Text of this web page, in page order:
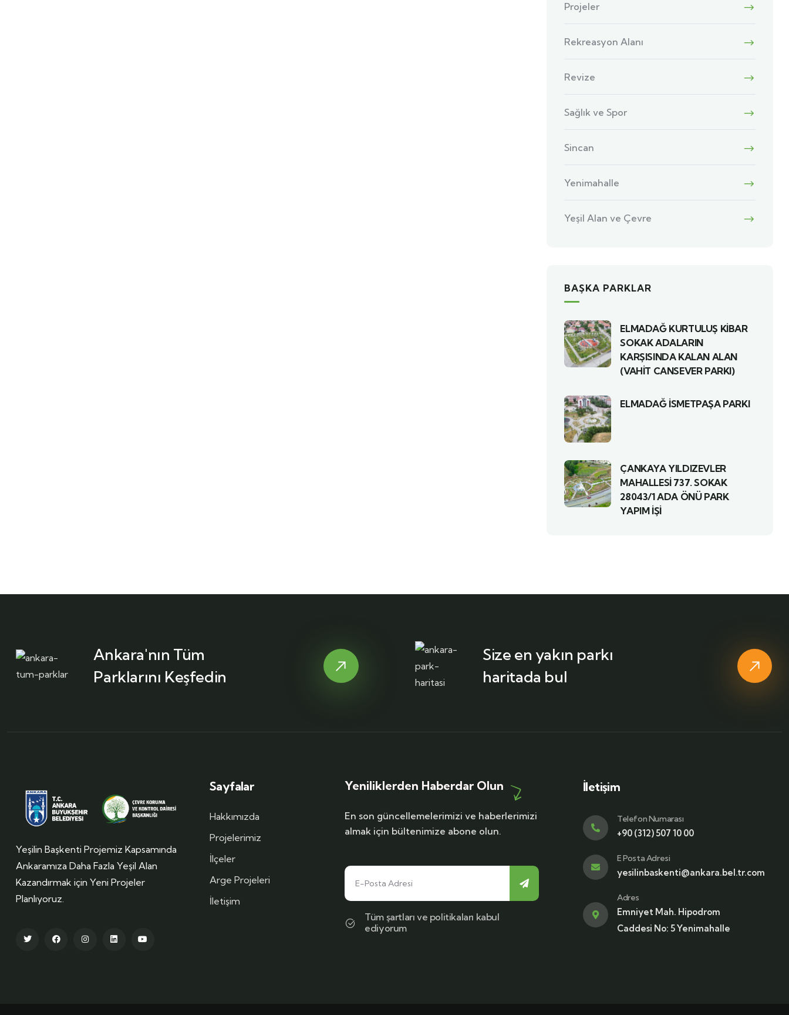
Projeler
Rekreasyon Alanı
Revize
Sağlık ve Spor
Sincan
Yenimahalle
Yeşil Alan ve Çevre
BAŞKA PARKLAR
ELMADAĞ KURTULUŞ KİBAR
SOKAK ADALARIN
KARŞISINDA KALAN ALAN
(VAHİT CANSEVER PARKI)
ELMADAĞ İSMETPAŞA PARKI
ÇANKAYA YILDIZEVLER
MAHALLESİ 737. SOKAK
28043/1 ADA ÖNÜ PARK
YAPIM İŞİ
Ankara'nın Tüm
Parklarını Keşfedin
Size en yakın parkı
haritada bul
Yeşilin Başkenti Projemiz Kapsamında
Ankaramıza Daha Fazla Yeşil Alan
Kazandırmak için Yeni Projeler
Planlıyoruz.
Sayfalar
Hakkımızda
Projelerimiz
İlçeler
Arge Projeleri
İletişim
Yeniliklerden Haberdar Olun
En son güncellemelerimizi ve haberlerimizi
almak için bültenimize abone olun.
Tüm şartları ve politikaları kabul
ediyorum
İletişim
Telefon Numarası
+90 (312) 507 10 00
E Posta Adresi
yesilinbaskenti@ankara.bel.tr.com
Adres
Emniyet Mah. Hipodrom
Caddesi No: 5 Yenimahalle